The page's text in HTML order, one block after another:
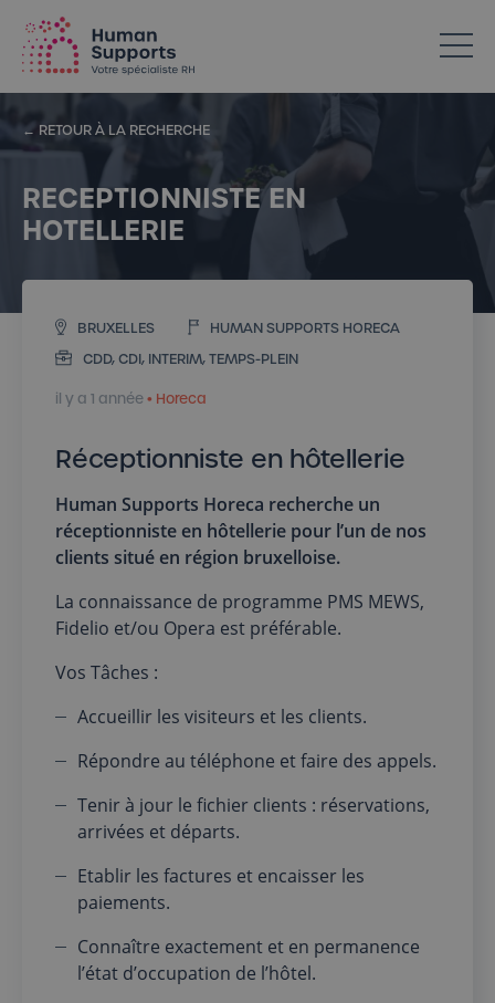
Votre spécialiste en ressources humaines dans l’Horeca
← RETOUR À LA RECHERCHE
RECEPTIONNISTE EN
HOTELLERIE
BRUXELLES
HUMAN SUPPORTS HORECA
CDD, CDI, INTERIM, TEMPS-PLEIN
il y a 1 année• Horeca
Réceptionniste en hôtellerie
Human Supports Horeca recherche un
réceptionniste en hôtellerie pour l’un de nos
clients situé en région bruxelloise.
La connaissance de programme PMS MEWS,
Fidelio et/ou Opera est préférable.
Vos Tâches :
Accueillir les visiteurs et les clients.
Répondre au téléphone et faire des appels.
Tenir à jour le fichier clients : réservations,
arrivées et départs.
Etablir les factures et encaisser les
paiements.
Connaître exactement et en permanence
l’état d’occupation de l’hôtel.